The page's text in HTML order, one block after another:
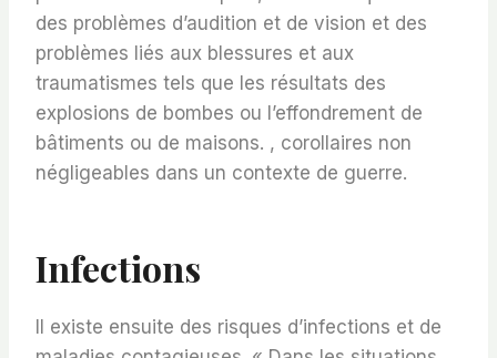
des problèmes d’audition et de vision et des
problèmes liés aux blessures et aux
traumatismes tels que les résultats des
explosions de bombes ou l’effondrement de
bâtiments ou de maisons. , corollaires non
négligeables dans un contexte de guerre.
Infections
Il existe ensuite des risques d’infections et de